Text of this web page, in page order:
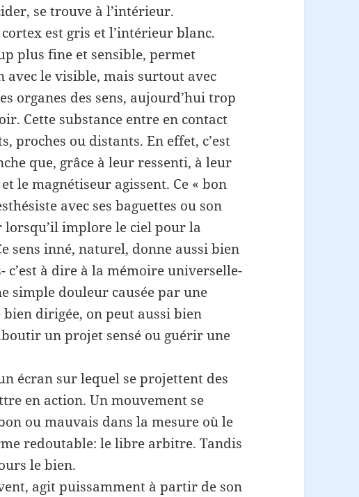
se trouve à l’intérieur.
est gris et l’intérieur blanc.
plus fine et sensible, permet
avec le visible, mais surtout avec
organes des sens, aujourd’hui trop
Cette substance entre en contact
proches ou distants. En effet, c’est
que, grâce à leur ressenti, à leur
le magnétiseur agissent. Ce « bon
avec ses baguettes ou son
implore le ciel pour la
sens inné, naturel, donne aussi bien
c’est à dire à la mémoire universelle-
simple douleur causée par une
dirigée, on peut aussi bien
un projet sensé ou guérir une
écran sur lequel se projettent des
en action. Un mouvement se
ou mauvais dans la mesure où le
redoutable: le libre arbitre. Tandis
le bien.
agit puissamment à partir de son